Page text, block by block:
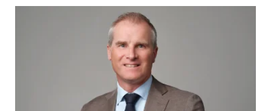
detta fastighetsmäklare som har möjliggjort den misstänkta
brottsligheten. Målet har rört grov näringspenningtvätt, grova
bedrägerier och grov penningtvätt.